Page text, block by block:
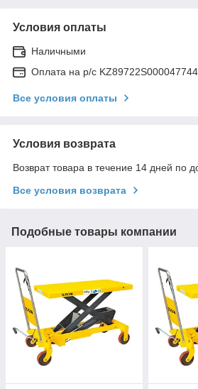
Условия оплаты
Наличными
Оплата на р/с
Все условия оплаты
Условия возврата
Возврат товара в течение 14 дней по
Все условия возврата
Подобные товары компании